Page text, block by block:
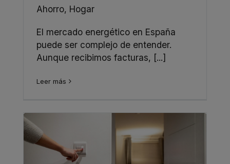
Ahorro, Hogar
El mercado energético en España
puede ser complejo de entender.
Aunque recibimos facturas, [...]
Leer más